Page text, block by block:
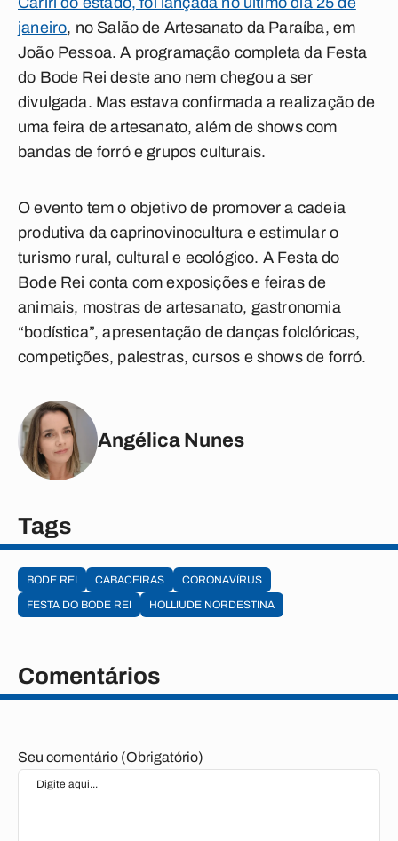
janeiro, no Salão de Artesanato da Paraíba, em
João Pessoa. A programação completa da Festa
do Bode Rei deste ano nem chegou a ser
divulgada. Mas estava confirmada a realização de
uma feira de artesanato, além de shows com
bandas de forró e grupos culturais.
O evento tem o objetivo de promover a cadeia
produtiva da caprinovinocultura e estimular o
turismo rural, cultural e ecológico. A Festa do
Bode Rei conta com exposições e feiras de
animais, mostras de artesanato, gastronomia
“bodística”, apresentação de danças folclóricas,
competições, palestras, cursos e shows de forró.
Angélica Nunes
Tags
BODE REI CABACEIRAS
CORONAVÍRUS
FESTA DO BODE REI
HOLLIUDE NORDESTINA
Comentários
Seu comentário (Obrigatório)